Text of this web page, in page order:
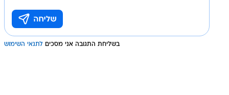
בשליחת התגובה אני מסכים לתנאי השימוש